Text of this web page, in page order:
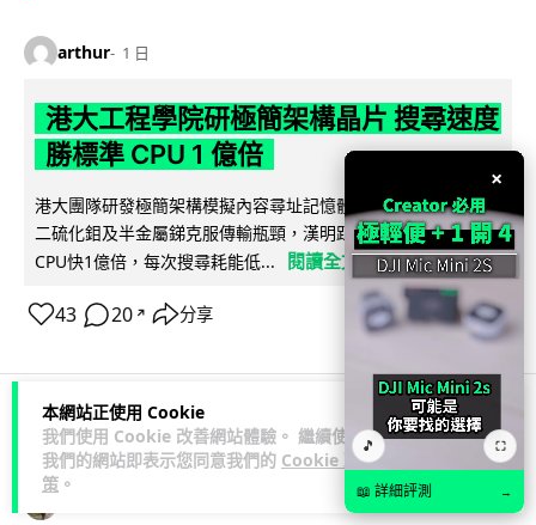
本網站正使用 Cookie
我們使用 Cookie 改善網站體驗。 繼續使用
我們的網站即表示您同意我們的 Cookie 政
策 。
arthur 1 日
港大工程學院研極簡架構晶片 搜尋速度
勝標準 CPU 1 億倍
港大團隊研發極簡架構模擬內容尋址記憶體（CAM）晶片，用
二硫化鉬及半金屬銻克服傳輸瓶頸，漢明距離計算速度比標準
CPU快1億倍，每次搜尋耗能低...
閱讀全文
43 20 ↗ 分享
人工智能
×
🎵 ⛶
📖 詳細評測 →